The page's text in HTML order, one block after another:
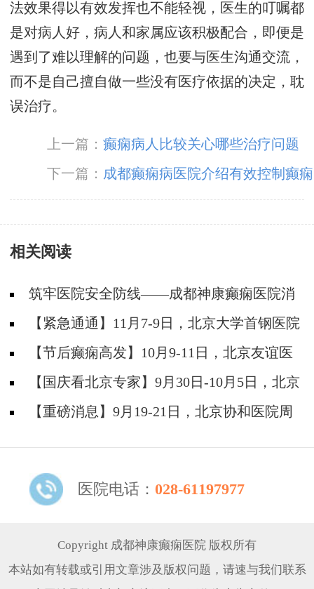
法效果得以有效发挥也不能轻视，医生的叮嘱都
是对病人好，病人和家属应该积极配合，即便是
遇到了难以理解的问题，也要与医生沟通交流，
而不是自己擅自做一些没有医疗依据的决定，耽
误治疗。
上一篇：癫痫病人比较关心哪些治疗问题
下一篇： 成都癫痫病医院介绍有效控制癫痫
方法
相关阅读
筑牢医院安全防线——成都神康癫痫医院消
防安全培训纪实
【紧急通通】11月7-9日，北京大学首钢医院
神经内科胡颖教授亲临成都会诊，破解癫痫疑难
【节后癫痫高发】10月9-11日，北京友谊医
院陈葵博士免费会诊+治疗援助，破解癫痫难
题！
【国庆看北京专家】9月30日-10月5日，北京
天坛&首钢医院两大专家蓉城亲诊+癫痫大额救
【重磅消息】9月19-21日，北京协和医院周
线！
医院电话： 028-61197977
Copyright 成都神康癫痫医院 版权所有
本站如有转载或引用文章涉及版权问题，请速与我们联系